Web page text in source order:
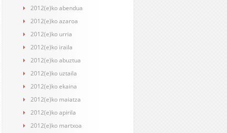
2012(e)ko abendua
2012(e)ko azaroa
2012(e)ko urria
2012(e)ko iraila
2012(e)ko abuztua
2012(e)ko uztaila
2012(e)ko ekaina
2012(e)ko maiatza
2012(e)ko apirila
2012(e)ko martxoa